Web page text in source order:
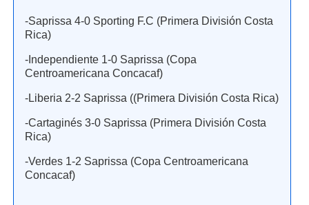
-Saprissa 4-0 Sporting F.C (Primera División Costa
Rica)
-Independiente 1-0 Saprissa (Copa
Centroamericana Concacaf)
-Liberia 2-2 Saprissa ((Primera División Costa Rica)
-Cartaginés 3-0 Saprissa (Primera División Costa
Rica)
-Verdes 1-2 Saprissa (Copa Centroamericana
Concacaf)